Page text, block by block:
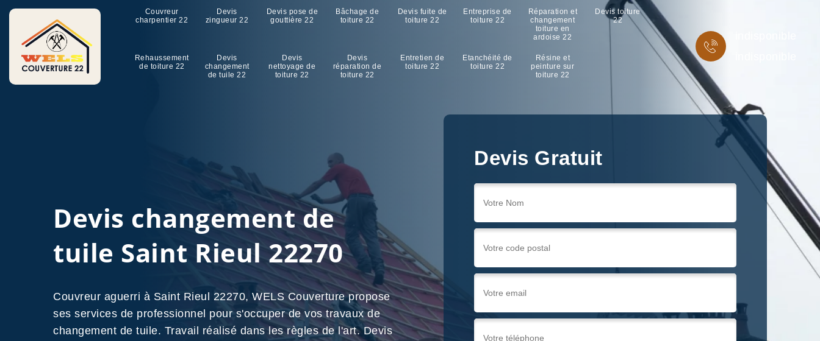
Couvreur
charpentier 22
Devis
zingueur 22
Devis pose de
gouttière 22
Bâchage de
toiture 22
Devis fuite de
toiture 22
Entreprise de
toiture 22
Réparation et
changement
toiture en
ardoise 22
Devis toiture
22
Rehaussement
de toiture 22
Devis
changement
de tuile 22
Devis
nettoyage de
toiture 22
Devis
réparation de
toiture 22
Entretien de
toiture 22
Etanchéité de
toiture 22
Résine et
peinture sur
toiture 22
Devis changement de
tuile Saint Rieul 22270
Couvreur aguerri à Saint Rieul 22270, WELS Couverture propose
ses services de professionnel pour s'occuper de vos travaux de
changement de tuile. Travail réalisé dans les règles de l'art. Devis
Devis Gratuit